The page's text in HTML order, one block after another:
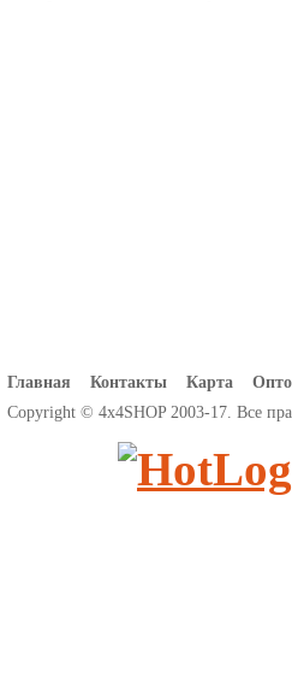
Главная Контакты Карта
Copyright © 4x4SHOP 2003-17. Все